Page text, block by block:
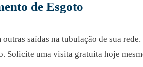
de Esgoto
saídas na tubulação de sua
Solicite uma visita gratuita hoje